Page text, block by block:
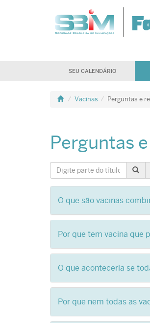
SEU CALENDÁRIO
Vacinas Perguntas e
Perguntas
Digite
parte
do
títuloO que são vacinas
Por que tem vacina que
O que aconteceria se
Por que nem todas as